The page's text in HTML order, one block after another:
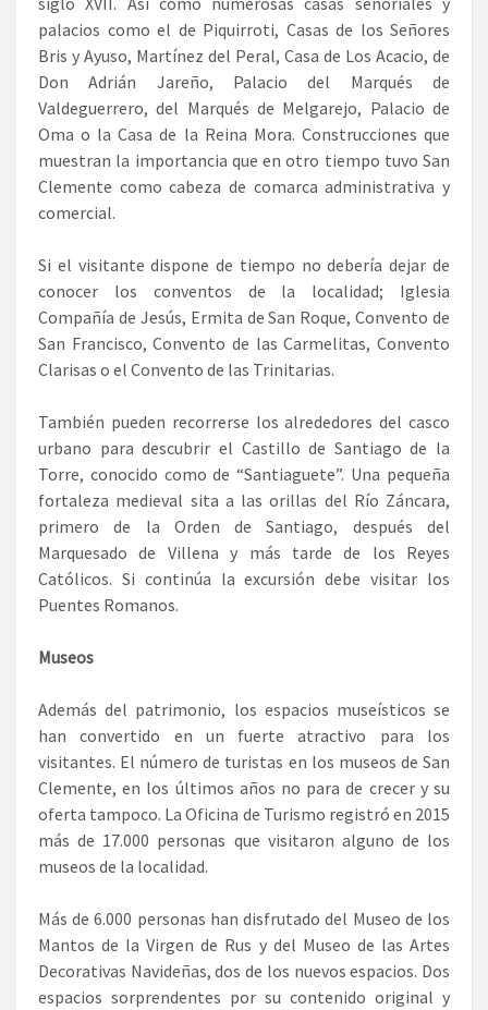
palacios como el de Piquirroti, Casas de los Señores
Bris y Ayuso, Martínez del Peral, Casa de Los Acacio, de
Don Adrián Jareño, Palacio del Marqués de
Valdeguerrero, del Marqués de Melgarejo, Palacio de
Oma o la Casa de la Reina Mora. Construcciones que
muestran la importancia que en otro tiempo tuvo San
Clemente como cabeza de comarca administrativa y
comercial.
Si el visitante dispone de tiempo no debería dejar de
conocer los conventos de la localidad; Iglesia
Compañía de Jesús, Ermita de San Roque, Convento de
San Francisco, Convento de las Carmelitas, Convento
Clarisas o el Convento de las Trinitarias.
También pueden recorrerse los alrededores del casco
urbano para descubrir el Castillo de Santiago de la
Torre, conocido como de “Santiaguete”. Una pequeña
fortaleza medieval sita a las orillas del Río Záncara,
primero de la Orden de Santiago, después del
Marquesado de Villena y más tarde de los Reyes
Católicos. Si continúa la excursión debe visitar los
Puentes Romanos.
Museos
Además del patrimonio, los espacios museísticos se
han convertido en un fuerte atractivo para los
visitantes. El número de turistas en los museos de San
Clemente, en los últimos años no para de crecer y su
oferta tampoco. La Oficina de Turismo registró en 2015
más de 17.000 personas que visitaron alguno de los
museos de la localidad.
Más de 6.000 personas han disfrutado del Museo de los
Mantos de la Virgen de Rus y del Museo de las Artes
Decorativas Navideñas, dos de los nuevos espacios. Dos
espacios sorprendentes por su contenido original y